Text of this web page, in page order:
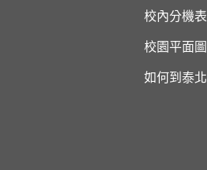
校內分機表
校園平面圖
如何到泰北